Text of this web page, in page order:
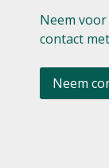
Neem
contact
Neem